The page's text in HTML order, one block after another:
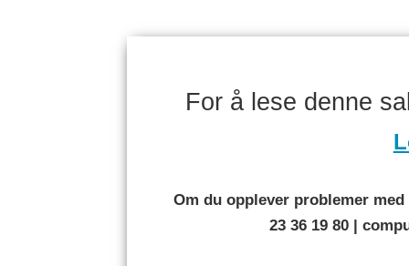
For å lese denne
Om du opplever problemer
23 36 19 80 |